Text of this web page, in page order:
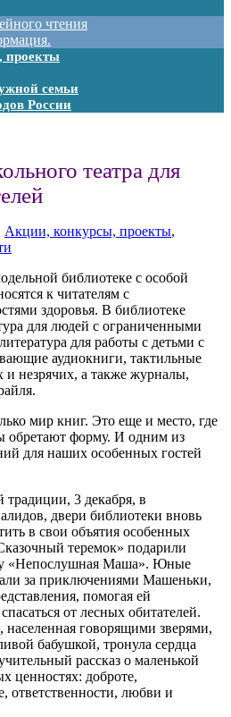
чтения
проекты
семьи
России
театра для
Акции, конкурсы, проекты,
библиотеке с особой
к читателям с
здоровья. В библиотеке
для людей с ограниченными
для работы с детьми с
аудиокниги, тактильные
и незрячих, а также журналы,
мир книг. Это еще и место, где
обретают форму. И одним из
для наших особенных гостей
традиции, 3 декабря, в
двери библиотеки вновь
в свои объятия особенных
теремок» подарили
«Непослушная Маша». Юные
за приключениями Машеньки,
помогая ей
от лесных обитателей.
населенная говорящими зверями,
бабушкой, тронула сердца
рассказ о маленькой
ценностях: доброте,
ответственности, любви и